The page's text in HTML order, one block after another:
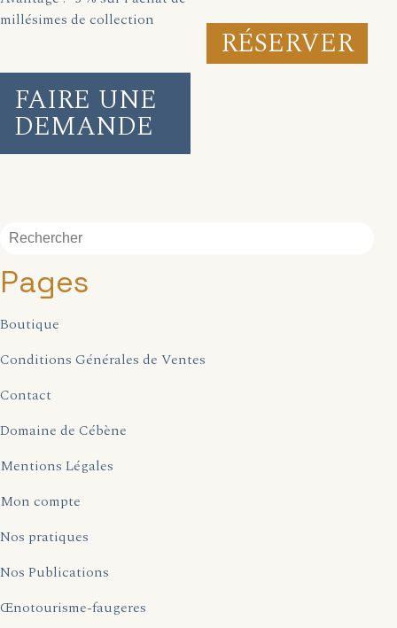
millésimes de collection
FAIRE UNE
DEMANDE
RÉSERVER
Pages
Boutique
Conditions Générales de Ventes
Contact
Domaine de Cébène
Mentions Légales
Mon compte
Nos pratiques
Nos Publications
Œnotourisme-faugeres